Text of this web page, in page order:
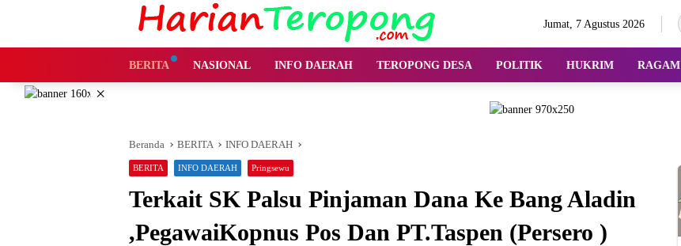
Jumat, 7 Agustus 2026
BERITA NASIONAL INFO DAERAH TEROPONG DESA POLITIK HUKRIM RAGAM
×
Beranda BERITA INFO DAERAH
BERITA INFO DAERAH Pringsewu
Terkait SK Palsu Pinjaman Dana Ke Bang Aladin
,PegawaiKopnus Pos Dan PT.Taspen (Persero )